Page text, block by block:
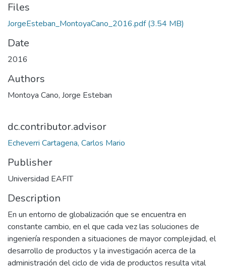
Files
JorgeEsteban_MontoyaCano_2016.pdf(3.54 MB)
Date
2016
Authors
Montoya Cano, Jorge Esteban
dc.contributor.advisor
Echeverri Cartagena, Carlos Mario
Publisher
Universidad EAFIT
Description
En un entorno de globalización que se encuentra en
constante cambio, en el que cada vez las soluciones de
ingeniería responden a situaciones de mayor complejidad, el
desarrollo de productos y la investigación acerca de la
administración del ciclo de vida de productos resulta vital